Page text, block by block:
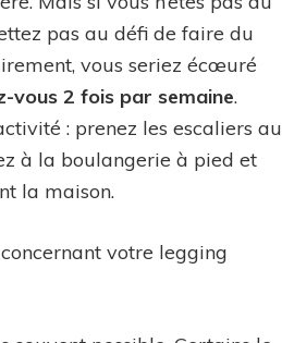
pas au défi de faire du
vous seriez écœuré
vous 2 fois par semaine.
: prenez les escaliers au
à la boulangerie à pied et
la maison.
votre legging